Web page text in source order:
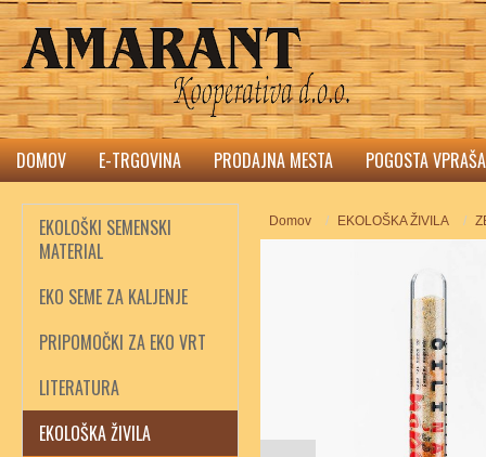
DOMOV E-TRGOVINA PRODAJNA MESTA POGOSTA
EKOLOŠKI SEMENSKI
MATERIAL
EKO SEME ZA KALJENJE
PRIPOMOČKI ZA EKO VRT
LITERATURA
EKOLOŠKA ŽIVILA
Domov EKOLOŠKA ŽIVILA